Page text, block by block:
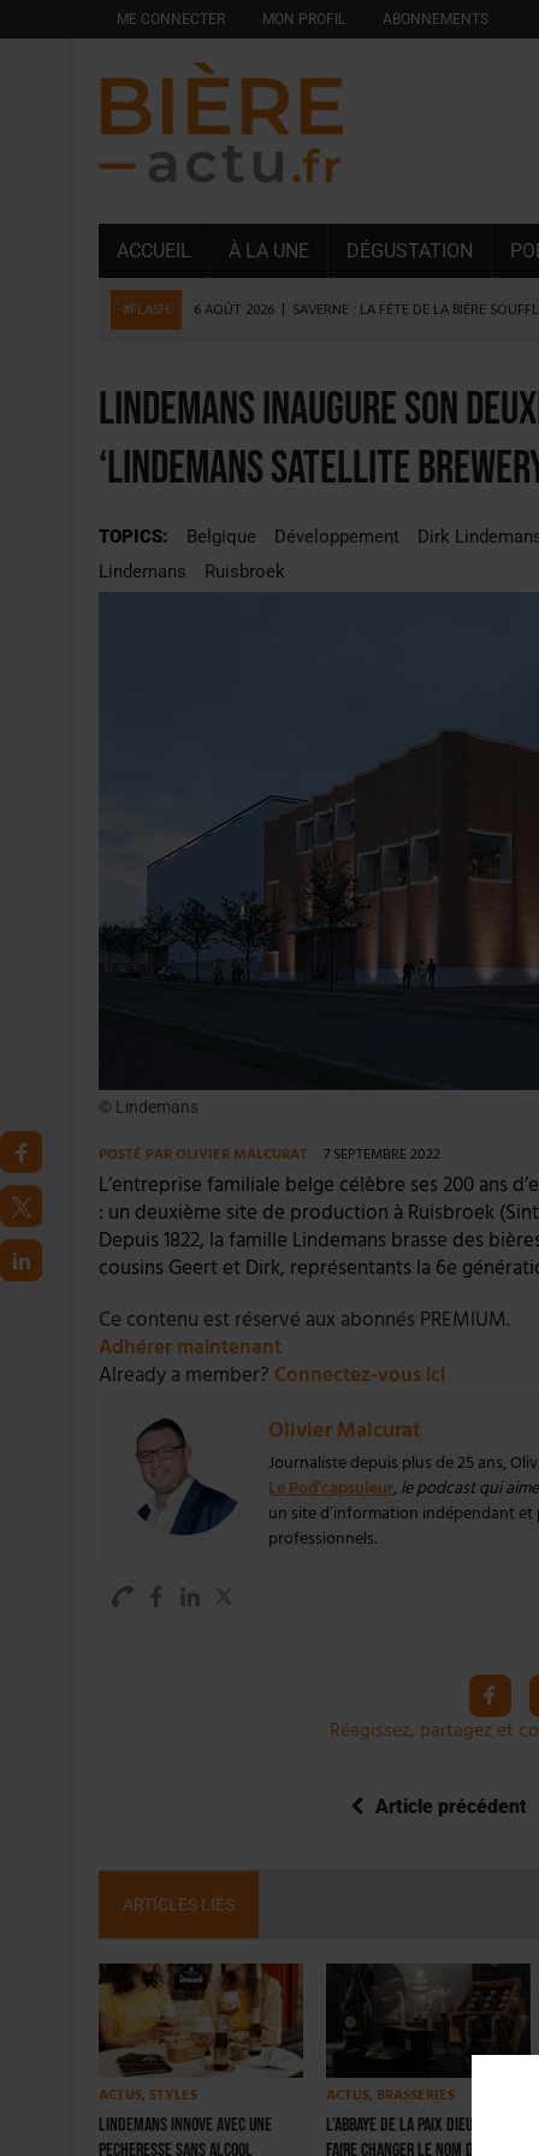
ME CONNECTER MON PROFIL ABONNEMENTS
ACCUEIL À LA UNE DÉGUSTATION
#FLASH 6 AOÛT 2026 SAVERNE : LA FÊTE DE LA BIÈRE
5 AOÛT 2026 | ISÈRE : LA BRASSERIE DU DAUPHINÉ AUGMENTE
4 AOÛT 2026 | DESPERADOS AVENIDA : 3 INNOVATIONS LATINES
4 AOÛT 2026 | LA GÉNÉRATION Z ET LA MODÉRATION
31 JUILLET 2026 | PODCAST – BRASSERIE SAINTE COLOMBE, 30
Lindemans inaugure son
‘Lindemans Satellite
TOPICS: Belgique Développement Dirk
Lindemans
Ruisbroek
© Lindemans
POSTÉ PAROLIVIER MALCURAT 7 SEPTEMBRE 2022
L’entreprise familiale belge célèbre ses 200 ans
: un deuxième site de production à Ruisbroek
Depuis 1822, la famille Lindemans brasse des
cousins Geert et Dirk, représentants la 6e
Ce contenu est réservé aux abonnés PREMIUM.
Adhérer maintenant
Already a member? Connectez-vous ici
Olivier Malcurat
Journaliste depuis plus de 25 ans,
Le Pod’capsuleur, le podcast qui
un site d’information indépendant
professionnels.
Réagissez, partagez et
Article précédent
ARTICLES LIÉS
ACTUS, STYLES
Lindemans innove avec une
Pecheresse sans alcool
ACTUS, BRASSERIES
L’abbaye de la Paix Dieu veut
faire changer le nom de la